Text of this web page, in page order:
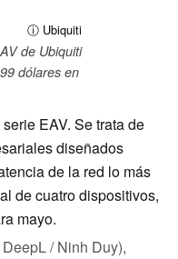
ⓘ Ubiquiti
de Ubiquiti
dólares en
EAV. Se trata de
diseñados
de la red lo más
de cuatro dispositivos,
mayo.
DeepL / Ninh Duy),